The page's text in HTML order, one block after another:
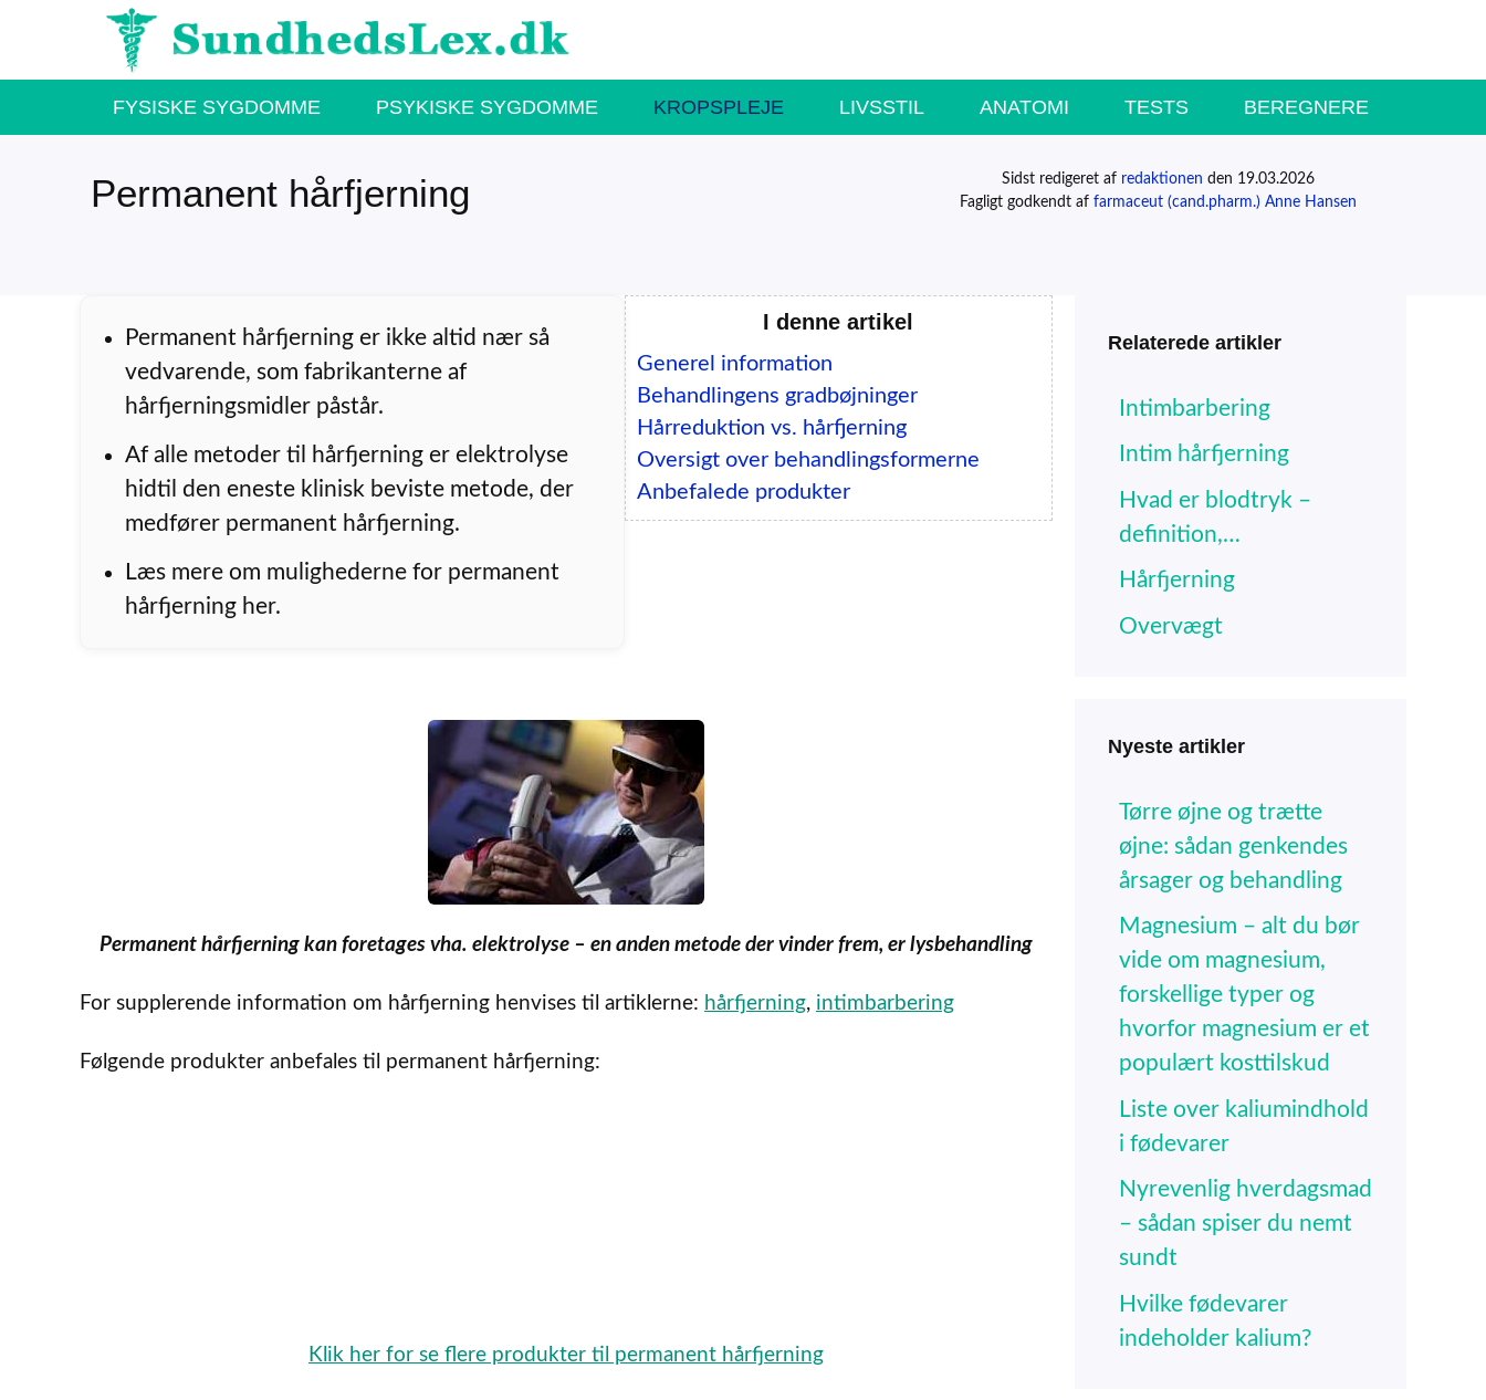
indhold
FYSISKE SYGDOMME PSYKISKE SYGDOMME KROPSPLEJE LIVSSTIL ANATOMI TESTS BEREGNERE
Permanent hårfjerning Sidst redigeret af redaktionen den 19.03.2026
Fagligt godkendt af farmaceut (cand.pharm.) Anne Hansen
Permanent hårfjerning er ikke altid nær så
vedvarende, som fabrikanterne af
hårfjerningsmidler påstår.
Af alle metoder til hårfjerning er elektrolyse
hidtil den eneste klinisk beviste metode, der
medfører permanent hårfjerning.
Læs mere om mulighederne for permanent
hårfjerning her.
I denne artikel
Generel information
Behandlingens gradbøjninger
Hårreduktion vs. hårfjerning
Oversigt over behandlingsformerne
Anbefalede produkter
Permanent hårfjerning kan foretages vha. elektrolyse – en anden metode der vinder frem, er lysbehandling
For supplerende information om hårfjerning henvises til artiklerne: hårfjerning, intimbarbering
Følgende produkter anbefales til permanent hårfjerning:
Klik her for se flere produkter til permanent hårfjerning
Relaterede artikler
Intimbarbering
Intim hårfjerning
Hvad er blodtryk –
definition,…
Hårfjerning
Overvægt
Nyeste artikler
Tørre øjne og trætte
øjne: sådan genkendes
årsager og behandling
Magnesium – alt du bør
vide om magnesium,
forskellige typer og
hvorfor magnesium er et
populært kosttilskud
Liste over kaliumindhold
i fødevarer
Nyrevenlig hverdagsmad
– sådan spiser du nemt
sundt
Hvilke fødevarer
indeholder kalium?